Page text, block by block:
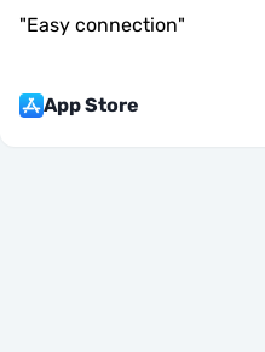
"Easy connection"
App Store